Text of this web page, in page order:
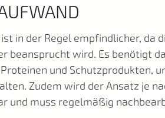
in der Regel empfindlicher, da
beansprucht wird. Es benötigt
und Schutzprodukten,
Zudem wird der Ansatz je
und muss regelmäßig